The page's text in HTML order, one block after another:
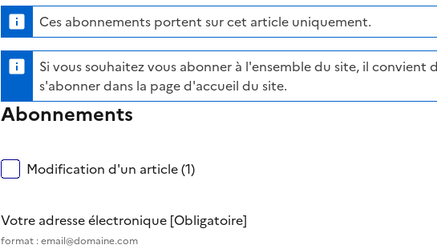
Ces abonnements portent sur cet article uniquement.
Si vous souhaitez vous abonner à l'ensemble du site, il convient
s'abonner dans la page d'accueil du site.
Abonnements
Modification d'un article (1)
Votre adresse électronique [Obligatoire]
format : email@domaine.com